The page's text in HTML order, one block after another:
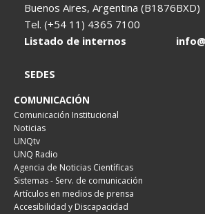
Buenos Aires, Argentina (B1876BXD)
Tel. (+54 11) 4365 7100
Listado de internos
SEDES
COMUNICACIÓN
Comunicación Institucional
Noticias
UNQtv
UNQ Radio
Agencia de Noticias Científicas
Sistemas - Serv. de comunicación
Artículos en medios de prensa
Accesibilidad y Discapacidad